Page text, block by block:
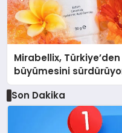
Mirabellix,
büyümesini
Son Dakika